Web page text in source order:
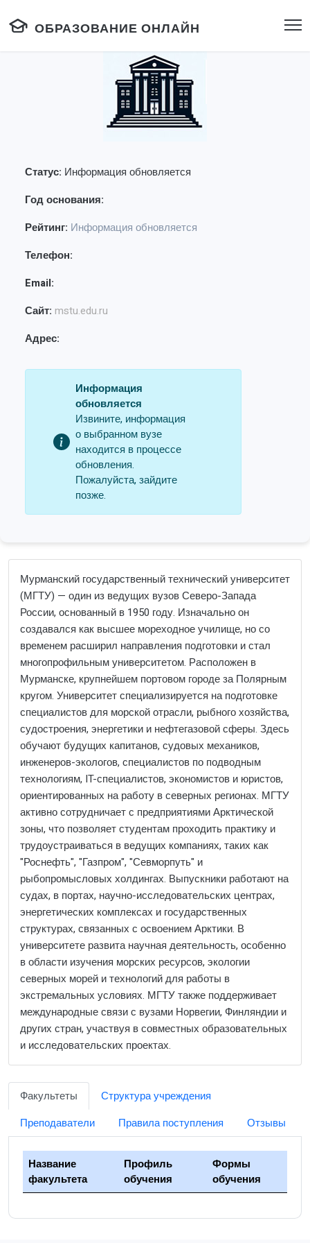
ОБРАЗОВАНИЕ ОНЛАЙН
Статус: Информация обновляется
Год основания:
Рейтинг: Информация обновляется
Телефон:
Email:
Сайт: mstu.edu.ru
Адрес:
Информация
обновляется
Извините, информация
о выбранном вузе
находится в процессе
обновления.
Пожалуйста, зайдите
позже.
Мурманский государственный технический университет
(МГТУ) — один из ведущих вузов Северо-Запада
России, основанный в 1950 году. Изначально он
создавался как высшее мореходное училище, но со
временем расширил направления подготовки и стал
многопрофильным университетом. Расположен в
Мурманске, крупнейшем портовом городе за Полярным
кругом. Университет специализируется на подготовке
специалистов для морской отрасли, рыбного хозяйства,
судостроения, энергетики и нефтегазовой сферы. Здесь
обучают будущих капитанов, судовых механиков,
инженеров-экологов, специалистов по подводным
технологиям, IT-специалистов, экономистов и юристов,
ориентированных на работу в северных регионах. МГТУ
активно сотрудничает с предприятиями Арктической
зоны, что позволяет студентам проходить практику и
трудоустраиваться в ведущих компаниях, таких как
"Роснефть", "Газпром", "Севморпуть" и
рыбопромысловых холдингах. Выпускники работают на
судах, в портах, научно-исследовательских центрах,
энергетических комплексах и государственных
структурах, связанных с освоением Арктики. В
университете развита научная деятельность, особенно
в области изучения морских ресурсов, экологии
северных морей и технологий для работы в
экстремальных условиях. МГТУ также поддерживает
международные связи с вузами Норвегии, Финляндии и
других стран, участвуя в совместных образовательных
и исследовательских проектах.
Факультеты
Структура учреждения
Преподаватели
Правила поступления Отзывы
Название
факультета
Профиль
обучения
Формы
обучения